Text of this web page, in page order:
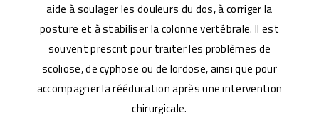
aide à soulager les douleurs du dos, à corriger la
posture et à stabiliser la colonne vertébrale. Il est
souvent prescrit pour traiter les problèmes de
scoliose, de cyphose ou de lordose, ainsi que pour
accompagner la rééducation après une intervention
chirurgicale.